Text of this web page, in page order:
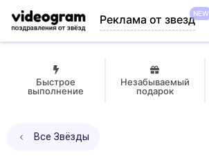
Реклама от звездNEW
Быстрое
выполнение
Незабываемый
подарок
Все Звёзды